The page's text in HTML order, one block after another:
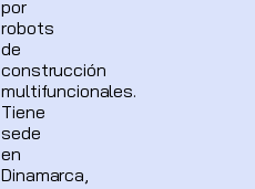
por
robots
de
construcción
multifuncionales.
Tiene
sede
en
Dinamarca,